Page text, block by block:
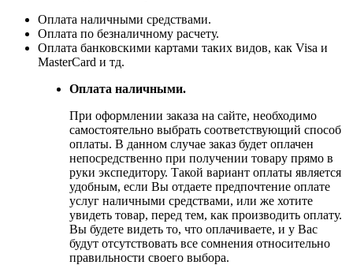
Оплата наличными средствами.
Оплата по безналичному расчету.
Оплата банковскими картами таких видов, как Visa и
MasterCard и тд.
Оплата наличными.
При оформлении заказа на сайте, необходимо
самостоятельно выбрать соответствующий способ
оплаты. В данном случае заказ будет оплачен
непосредственно при получении товару прямо в
руки экспедитору. Такой вариант оплаты является
удобным, если Вы отдаете предпочтение оплате
услуг наличными средствами, или же хотите
увидеть товар, перед тем, как производить оплату.
Вы будете видеть то, что оплачиваете, и у Вас
будут отсутствовать все сомнения относительно
правильности своего выбора.